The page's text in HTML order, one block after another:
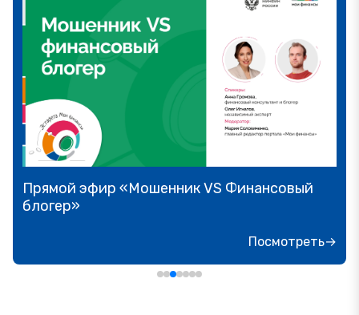
Прямой эфир «Мошенник VS Финансовый
блогер»
Посмотреть→